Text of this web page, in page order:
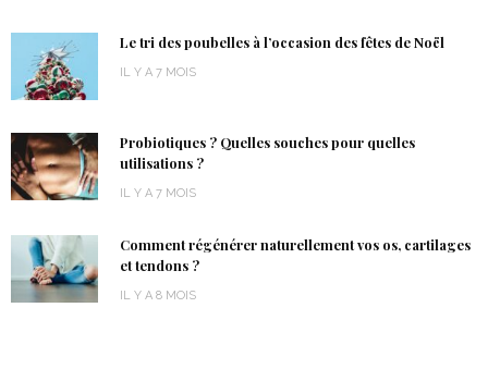
Le tri des poubelles à l’occasion des fêtes de Noël
IL Y A 7 MOIS
Probiotiques ? Quelles souches pour quelles
utilisations ?
IL Y A 7 MOIS
Comment régénérer naturellement vos os, cartilages
et tendons ?
IL Y A 8 MOIS